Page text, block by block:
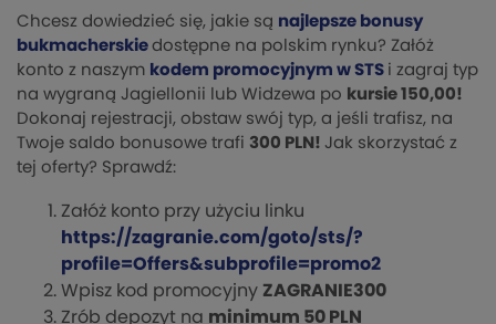
Chcesz dowiedzieć się, jakie są najlepsze bonusy
bukmacherskie dostępne na polskim rynku? Załóż
konto z naszym kodem promocyjnym w STS i zagraj typ
na wygraną Jagiellonii lub Widzewa po kursie 150,00!
Dokonaj rejestracji, obstaw swój typ, a jeśli trafisz, na
Twoje saldo bonusowe trafi 300 PLN! Jak skorzystać z
tej oferty? Sprawdź:
Załóż konto przy użyciu linku
https://zagranie.com/goto/sts/?
profile=Offers&subprofile=promo2
Wpisz kod promocyjny ZAGRANIE300
Zrób depozyt na minimum 50 PLN